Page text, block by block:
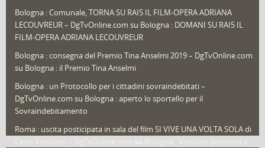
Sport
That's Bologna Magazine(25)
Video (archivio) (263)
Bologna : Comunale, TORNA SU RAI5 IL FILM-OPERA ADRIANA
LECOUVREUR – DgTvOnline.com su Bologna : DOMANI SU RAI5 IL
FILM-OPERA ADRIANA LECOUVREUR
Bologna : consegna del Premio Tina Anselmi 2019 – DgTvOnline.com
su Bologna : il Premio Tina Anselmi
Bologna : un Protocollo per i cittadini sovraindebitati –
DgTvOnline.com su Bologna : aperto lo sportello per il
Sovraindebitamento
Roma : uscita posticipata in sala del film SI VIVE UNA VOLTA SOLA di
su